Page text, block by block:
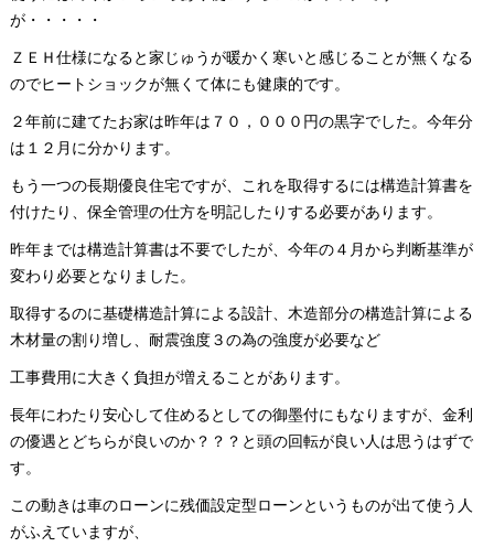
が・・・・・
ＺＥＨ仕様になると家じゅうが暖かく寒いと感じることが無くなる
のでヒートショックが無くて体にも健康的です。
２年前に建てたお家は昨年は７０，０００円の黒字でした。今年分
は１２月に分かります。
もう一つの長期優良住宅ですが、これを取得するには構造計算書を
付けたり、保全管理の仕方を明記したりする必要があります。
昨年までは構造計算書は不要でしたが、今年の４月から判断基準が
変わり必要となりました。
取得するのに基礎構造計算による設計、木造部分の構造計算による
木材量の割り増し、耐震強度３の為の強度が必要など
工事費用に大きく負担が増えることがあります。
長年にわたり安心して住めるとしての御墨付にもなりますが、金利
の優遇とどちらが良いのか？？？と頭の回転が良い人は思うはずで
す。
この動きは車のローンに残価設定型ローンというものが出て使う人
がふえていますが、